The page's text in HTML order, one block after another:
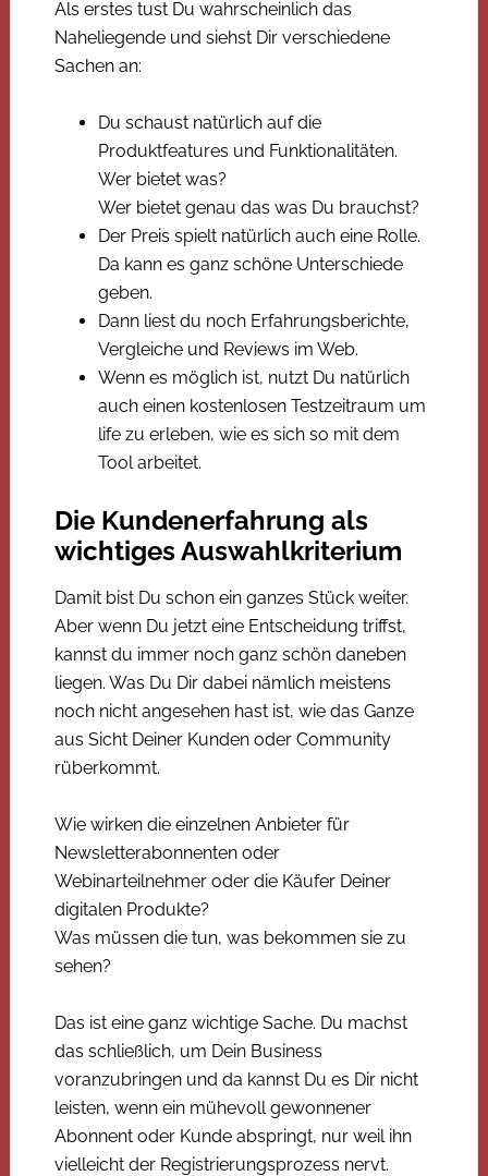
Als erstes tust Du wahrscheinlich das
Naheliegende und siehst Dir verschiedene
Sachen an:
Du schaust natürlich auf die
Produktfeatures und Funktionalitäten.
Wer bietet was?
Wer bietet genau das was Du brauchst?
Der Preis spielt natürlich auch eine Rolle.
Da kann es ganz schöne Unterschiede
geben.
Dann liest du noch Erfahrungsberichte,
Vergleiche und Reviews im Web.
Wenn es möglich ist, nutzt Du natürlich
auch einen kostenlosen Testzeitraum um
life zu erleben, wie es sich so mit dem
Tool arbeitet.
Die Kundenerfahrung als
wichtiges Auswahlkriterium
Damit bist Du schon ein ganzes Stück weiter.
Aber wenn Du jetzt eine Entscheidung triffst,
kannst du immer noch ganz schön daneben
liegen. Was Du Dir dabei nämlich meistens
noch nicht angesehen hast ist, wie das Ganze
aus Sicht Deiner Kunden oder Community
rüberkommt.
Wie wirken die einzelnen Anbieter für
Newsletterabonnenten oder
Webinarteilnehmer oder die Käufer Deiner
digitalen Produkte?
Was müssen die tun, was bekommen sie zu
sehen?
Das ist eine ganz wichtige Sache. Du machst
das schließlich, um Dein Business
voranzubringen und da kannst Du es Dir nicht
leisten, wenn ein mühevoll gewonnener
Abonnent oder Kunde abspringt, nur weil ihn
vielleicht der Registrierungsprozess nervt.